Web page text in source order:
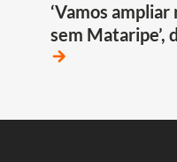
‘Vamos
sem Mataripe’,
arrow_forward